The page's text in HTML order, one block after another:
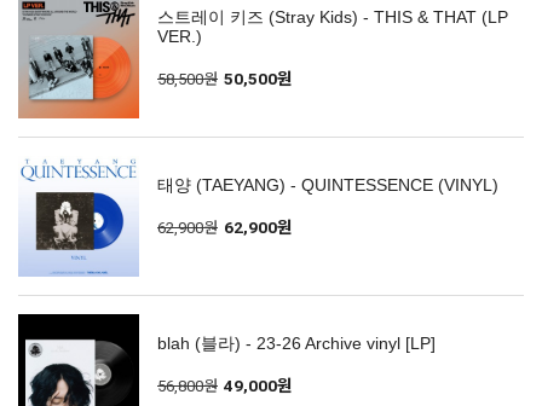
스트레이 키즈 (Stray Kids) - THIS & THAT (LP
VER.)
58,500원 50,500원
태양 (TAEYANG) - QUINTESSENCE (VINYL)
62,900원 62,900원
blah (블라) - 23-26 Archive vinyl [LP]
56,800원 49,000원